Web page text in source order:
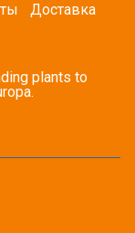
Доставка
plants to